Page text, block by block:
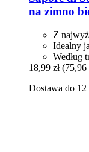
na zimno
Z
Idealny
Według
18,99 zł (75,96
Dostawa do 12